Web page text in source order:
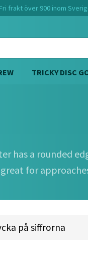
frakt över 900 inom
TRICKY DISC
has a rounded
for
2.0cm lRim Depth:
på siffrorna